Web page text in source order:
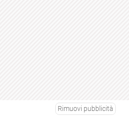
Rimuovi pubblicità